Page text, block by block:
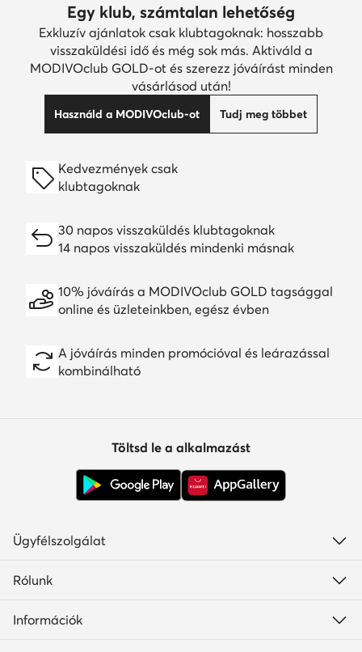
Egy klub, számtalan lehetőség
Exkluzív ajánlatok csak klubtagoknak: hosszabb
visszaküldési idő és még sok más. Aktiváld a
MODIVOclub GOLD-ot és szerezz jóváírást minden
vásárlásod után!
Használd a MODIVOclub-ot Tudj meg többet
Kedvezmények csak
klubtagoknak
30 napos visszaküldés klubtagoknak
14 napos visszaküldés mindenki másnak
10% jóváírás a MODIVOclub GOLD tagsággal
online és üzleteinkben, egész évben
A jóváírás minden promócióval és leárazással
kombinálható
Töltsd le a alkalmazást
Ügyfélszolgálat
Rólunk
Információk